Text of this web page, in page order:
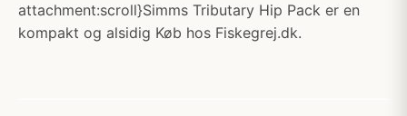
attachment:scroll}Simms Tributary Hip Pack er en
kompakt og alsidig Køb hos Fiskegrej.dk.